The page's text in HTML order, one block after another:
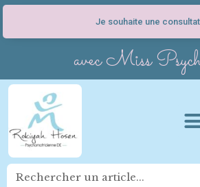
Je souhaite une
avec Miss